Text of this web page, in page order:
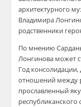
архитектурного
Владимира
родственники
По мнению
Лонгинова может
Год консолидации,
отношений между
прославленный
республиканского